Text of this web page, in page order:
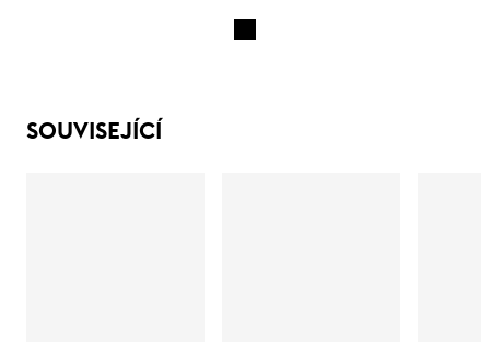
SOUVISEJÍCÍ